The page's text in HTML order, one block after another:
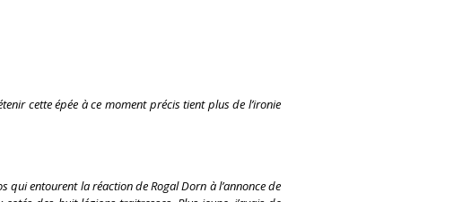
cette épée à ce moment précis tient plus de l’ironie
entourent la réaction de Rogal Dorn à l’annonce de